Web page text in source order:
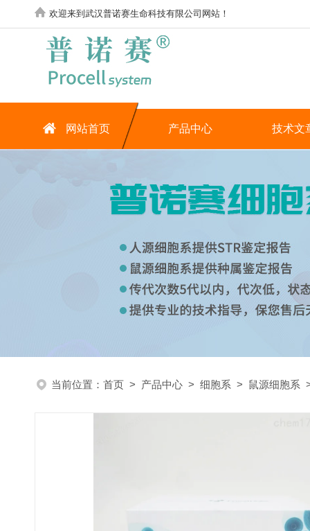
欢迎来到武汉普诺赛生命科技有限公司网站！
网站首页 产品中心 技术文
当前位置： 首页 > 产品中心 > 细胞系 > 鼠源细胞系